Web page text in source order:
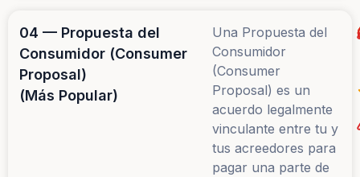
04 — Propuesta del
Consumidor (Consumer
Proposal)
(Más Popular)
Una Propuesta del
Consumidor
(Consumer
Proposal) es un
acuerdo legalmente
vinculante entre tu y
tus acreedores para
pagar una parte de